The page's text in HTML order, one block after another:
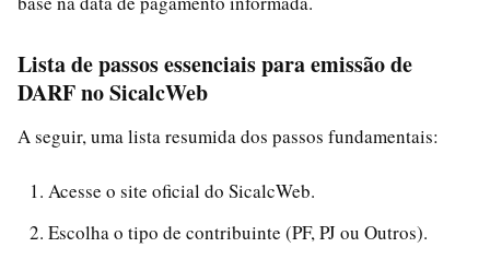
Lista de passos essenciais para emissão de
DARF no SicalcWeb
A seguir, uma lista resumida dos passos fundamentais:
Acesse o site oficial do SicalcWeb.
Escolha o tipo de contribuinte (PF, PJ ou Outros).